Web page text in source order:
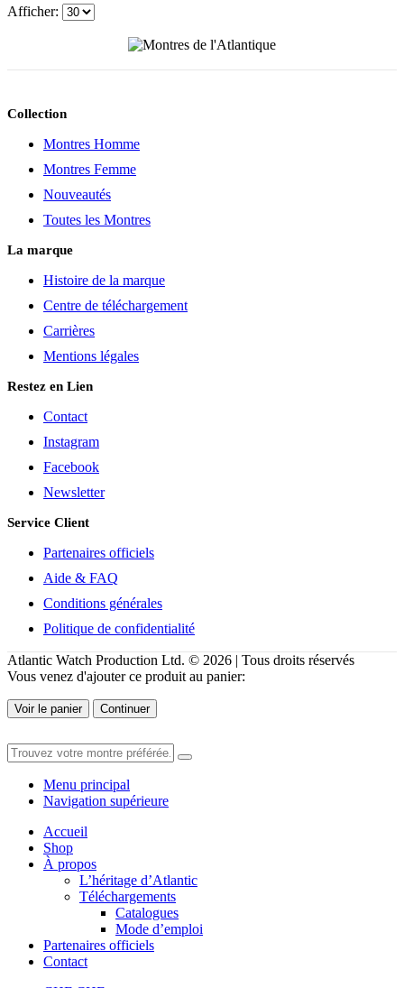
Afficher:
Collection
Montres Homme
Montres Femme
Nouveautés
Toutes les Montres
La marque
Histoire de la marque
Centre de téléchargement
Carrières
Mentions légales
Restez en Lien
Contact
Instagram
Facebook
Newsletter
Service Client
Partenaires officiels
Aide & FAQ
Conditions générales
Politique de confidentialité
Atlantic Watch Production Ltd. © 2026 | Tous droits réservés
Vous venez d'ajouter ce produit au panier:
Voir le panier Continuer
Menu principal
Navigation supérieure
Accueil
Shop
À propos
L’héritage d’Atlantic
Téléchargements
Catalogues
Mode d’emploi
Partenaires officiels
Contact